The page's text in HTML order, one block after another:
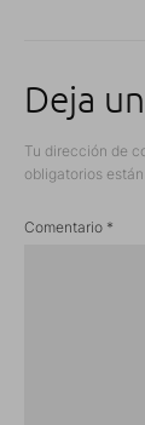
Deja
Tu dirección de
obligatorios
Comentario *